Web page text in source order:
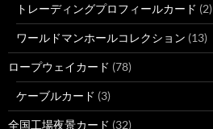
トレーディングプロフィールカード (2)
ワールドマンホールコレクション (13)
ロープウェイカード (78)
ケーブルカード (3)
全国工場夜景カード (32)